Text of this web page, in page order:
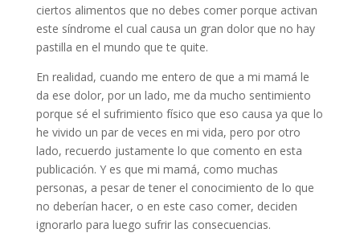
ciertos alimentos que no debes comer porque activan
este síndrome el cual causa un gran dolor que no hay
pastilla en el mundo que te quite.
En realidad, cuando me entero de que a mi mamá le
da ese dolor, por un lado, me da mucho sentimiento
porque sé el sufrimiento físico que eso causa ya que lo
he vivido un par de veces en mi vida, pero por otro
lado, recuerdo justamente lo que comento en esta
publicación. Y es que mi mamá, como muchas
personas, a pesar de tener el conocimiento de lo que
no deberían hacer, o en este caso comer, deciden
ignorarlo para luego sufrir las consecuencias.